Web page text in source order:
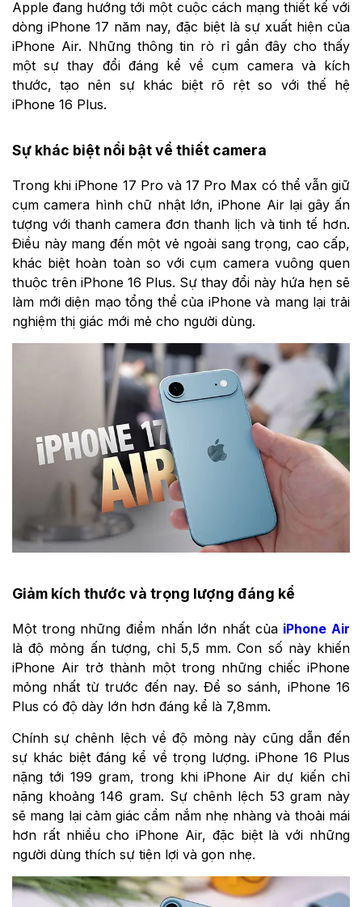
Apple đang hướng tới một cuộc cách mạng thiết kế với
dòng iPhone 17 năm nay, đặc biệt là sự xuất hiện của
iPhone Air. Những thông tin rò rỉ gần đây cho thấy
một sự thay đổi đáng kể về cụm camera và kích
thước, tạo nên sự khác biệt rõ rệt so với thế hệ
iPhone 16 Plus.
Sự khác biệt nổi bật về thiết camera
Trong khi iPhone 17 Pro và 17 Pro Max có thể vẫn giữ
cụm camera hình chữ nhật lớn, iPhone Air lại gây ấn
tượng với thanh camera đơn thanh lịch và tinh tế hơn.
Điều này mang đến một vẻ ngoài sang trọng, cao cấp,
khác biệt hoàn toàn so với cụm camera vuông quen
thuộc trên iPhone 16 Plus. Sự thay đổi này hứa hẹn sẽ
làm mới diện mạo tổng thể của iPhone và mang lại trải
nghiệm thị giác mới mẻ cho người dùng.
Giảm kích thước và trọng lượng đáng kể
Một trong những điểm nhấn lớn nhất của iPhone Air
là độ mỏng ấn tượng, chỉ 5,5 mm. Con số này khiến
iPhone Air trở thành một trong những chiếc iPhone
mỏng nhất từ trước đến nay. Để so sánh, iPhone 16
Plus có độ dày lớn hơn đáng kể là 7,8mm.
Chính sự chênh lệch về độ mỏng này cũng dẫn đến
sự khác biệt đáng kể về trọng lượng. iPhone 16 Plus
nặng tới 199 gram, trong khi iPhone Air dự kiến chỉ
nặng khoảng 146 gram. Sự chênh lệch 53 gram này
sẽ mang lại cảm giác cầm nắm nhẹ nhàng và thoải mái
hơn rất nhiều cho iPhone Air, đặc biệt là với những
người dùng thích sự tiện lợi và gọn nhẹ.